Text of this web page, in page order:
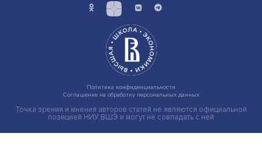
Фотогалерея
Видеогалерея
Подкасты
О нас
Контакты